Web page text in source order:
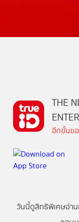
THE
อีกขั้นข
วันนี้ดูสิทธิพิเศษอ่าน